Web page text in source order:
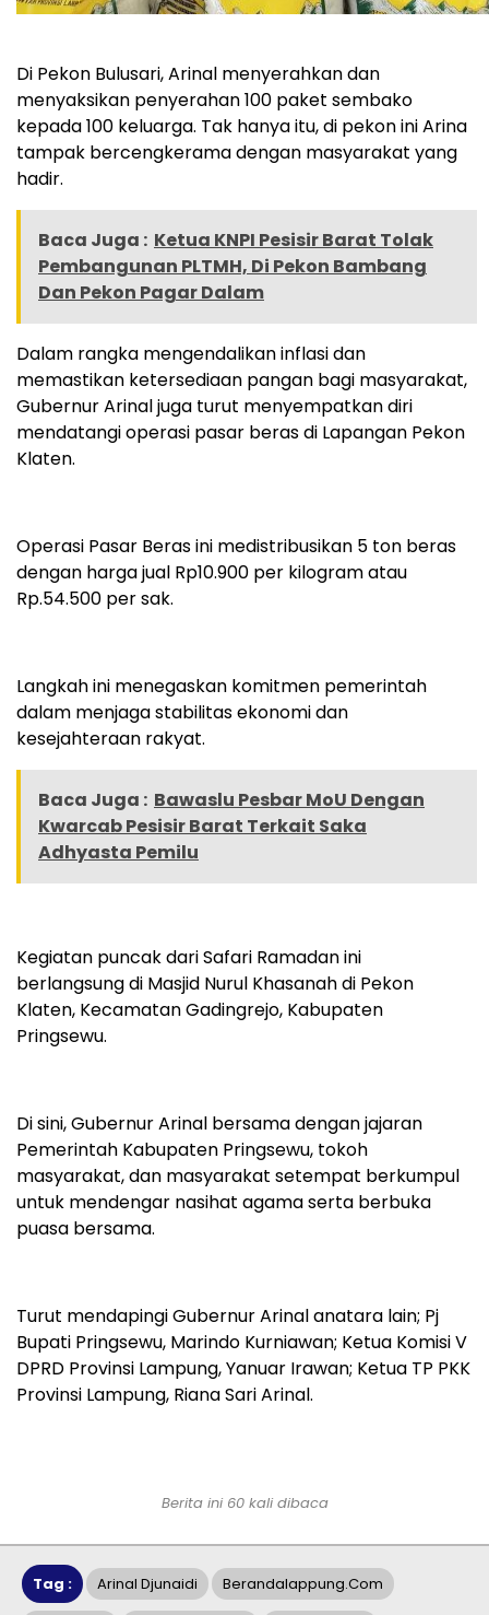
Di Pekon Bulusari, Arinal menyerahkan dan
menyaksikan penyerahan 100 paket sembako
kepada 100 keluarga. Tak hanya itu, di pekon ini Arina
tampak bercengkerama dengan masyarakat yang
hadir.
Baca Juga : Ketua KNPI Pesisir Barat Tolak
Pembangunan PLTMH, Di Pekon Bambang
Dan Pekon Pagar Dalam
Dalam rangka mengendalikan inflasi dan
memastikan ketersediaan pangan bagi masyarakat,
Gubernur Arinal juga turut menyempatkan diri
mendatangi operasi pasar beras di Lapangan Pekon
Klaten.
Operasi Pasar Beras ini medistribusikan 5 ton beras
dengan harga jual Rp10.900 per kilogram atau
Rp.54.500 per sak.
Langkah ini menegaskan komitmen pemerintah
dalam menjaga stabilitas ekonomi dan
kesejahteraan rakyat.
Baca Juga : Bawaslu Pesbar MoU Dengan
Kwarcab Pesisir Barat Terkait Saka
Adhyasta Pemilu
Kegiatan puncak dari Safari Ramadan ini
berlangsung di Masjid Nurul Khasanah di Pekon
Klaten, Kecamatan Gadingrejo, Kabupaten
Pringsewu.
Di sini, Gubernur Arinal bersama dengan jajaran
Pemerintah Kabupaten Pringsewu, tokoh
masyarakat, dan masyarakat setempat berkumpul
untuk mendengar nasihat agama serta berbuka
puasa bersama.
Turut mendapingi Gubernur Arinal anatara lain; Pj
Bupati Pringsewu, Marindo Kurniawan; Ketua Komisi V
DPRD Provinsi Lampung, Yanuar Irawan; Ketua TP PKK
Provinsi Lampung, Riana Sari Arinal.
Berita ini 60 kali dibaca
Tag : Arinal Djunaidi Berandalappung.com